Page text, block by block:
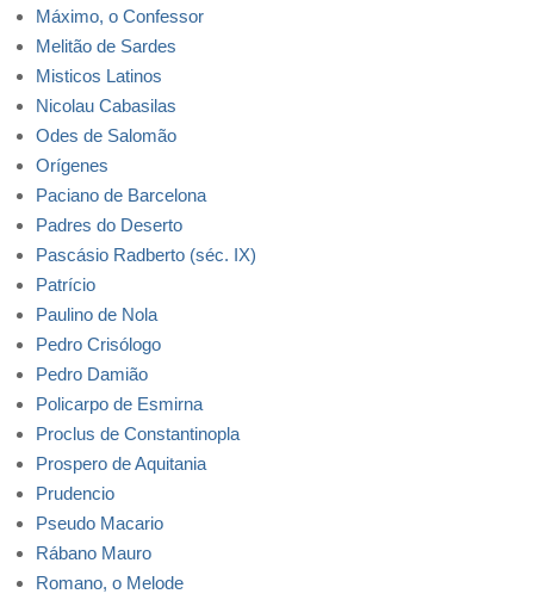
Máximo, o Confessor
Melitão de Sardes
Misticos Latinos
Nicolau Cabasilas
Odes de Salomão
Orígenes
Paciano de Barcelona
Padres do Deserto
Pascásio Radberto (séc. IX)
Patrício
Paulino de Nola
Pedro Crisólogo
Pedro Damião
Policarpo de Esmirna
Proclus de Constantinopla
Prospero de Aquitania
Prudencio
Pseudo Macario
Rábano Mauro
Romano, o Melode